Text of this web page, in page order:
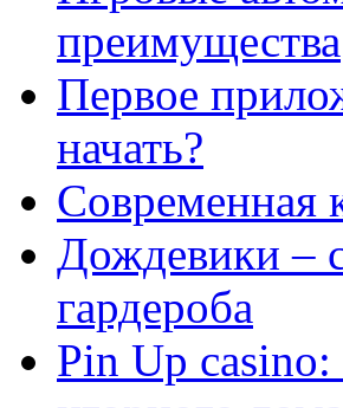
преимущества
Первое
начать?
Современная
Дождевики –
гардероба
Pin Up